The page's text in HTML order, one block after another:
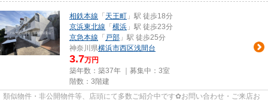
相鉄本線 「 天王町 」駅 徒歩18分
京浜東北線 「 横浜 」駅 徒歩23分
京急本線 「 戸部 」駅 徒歩25分
神奈川県横浜市西区浅間台
3.7万円
築年数：築37年 ｜募集中： 3室
階数：3階建
類似物件・非公開物件等、店頭にて多数ご紹介中です✿お問い合わせ・ご来店お